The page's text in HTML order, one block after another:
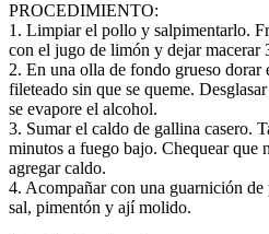
PROCEDIMIENTO:
1. Limpiar el pollo y salpimentarlo.
con el jugo de limón y dejar macerar
2. En una olla de fondo grueso dorar
fileteado sin que se queme.
se evapore el alcohol.
3. Sumar el caldo de gallina casero.
minutos a fuego bajo. Chequear que
agregar caldo.
4. Acompañar con una guarnición de
sal, pimentón y ají molido.